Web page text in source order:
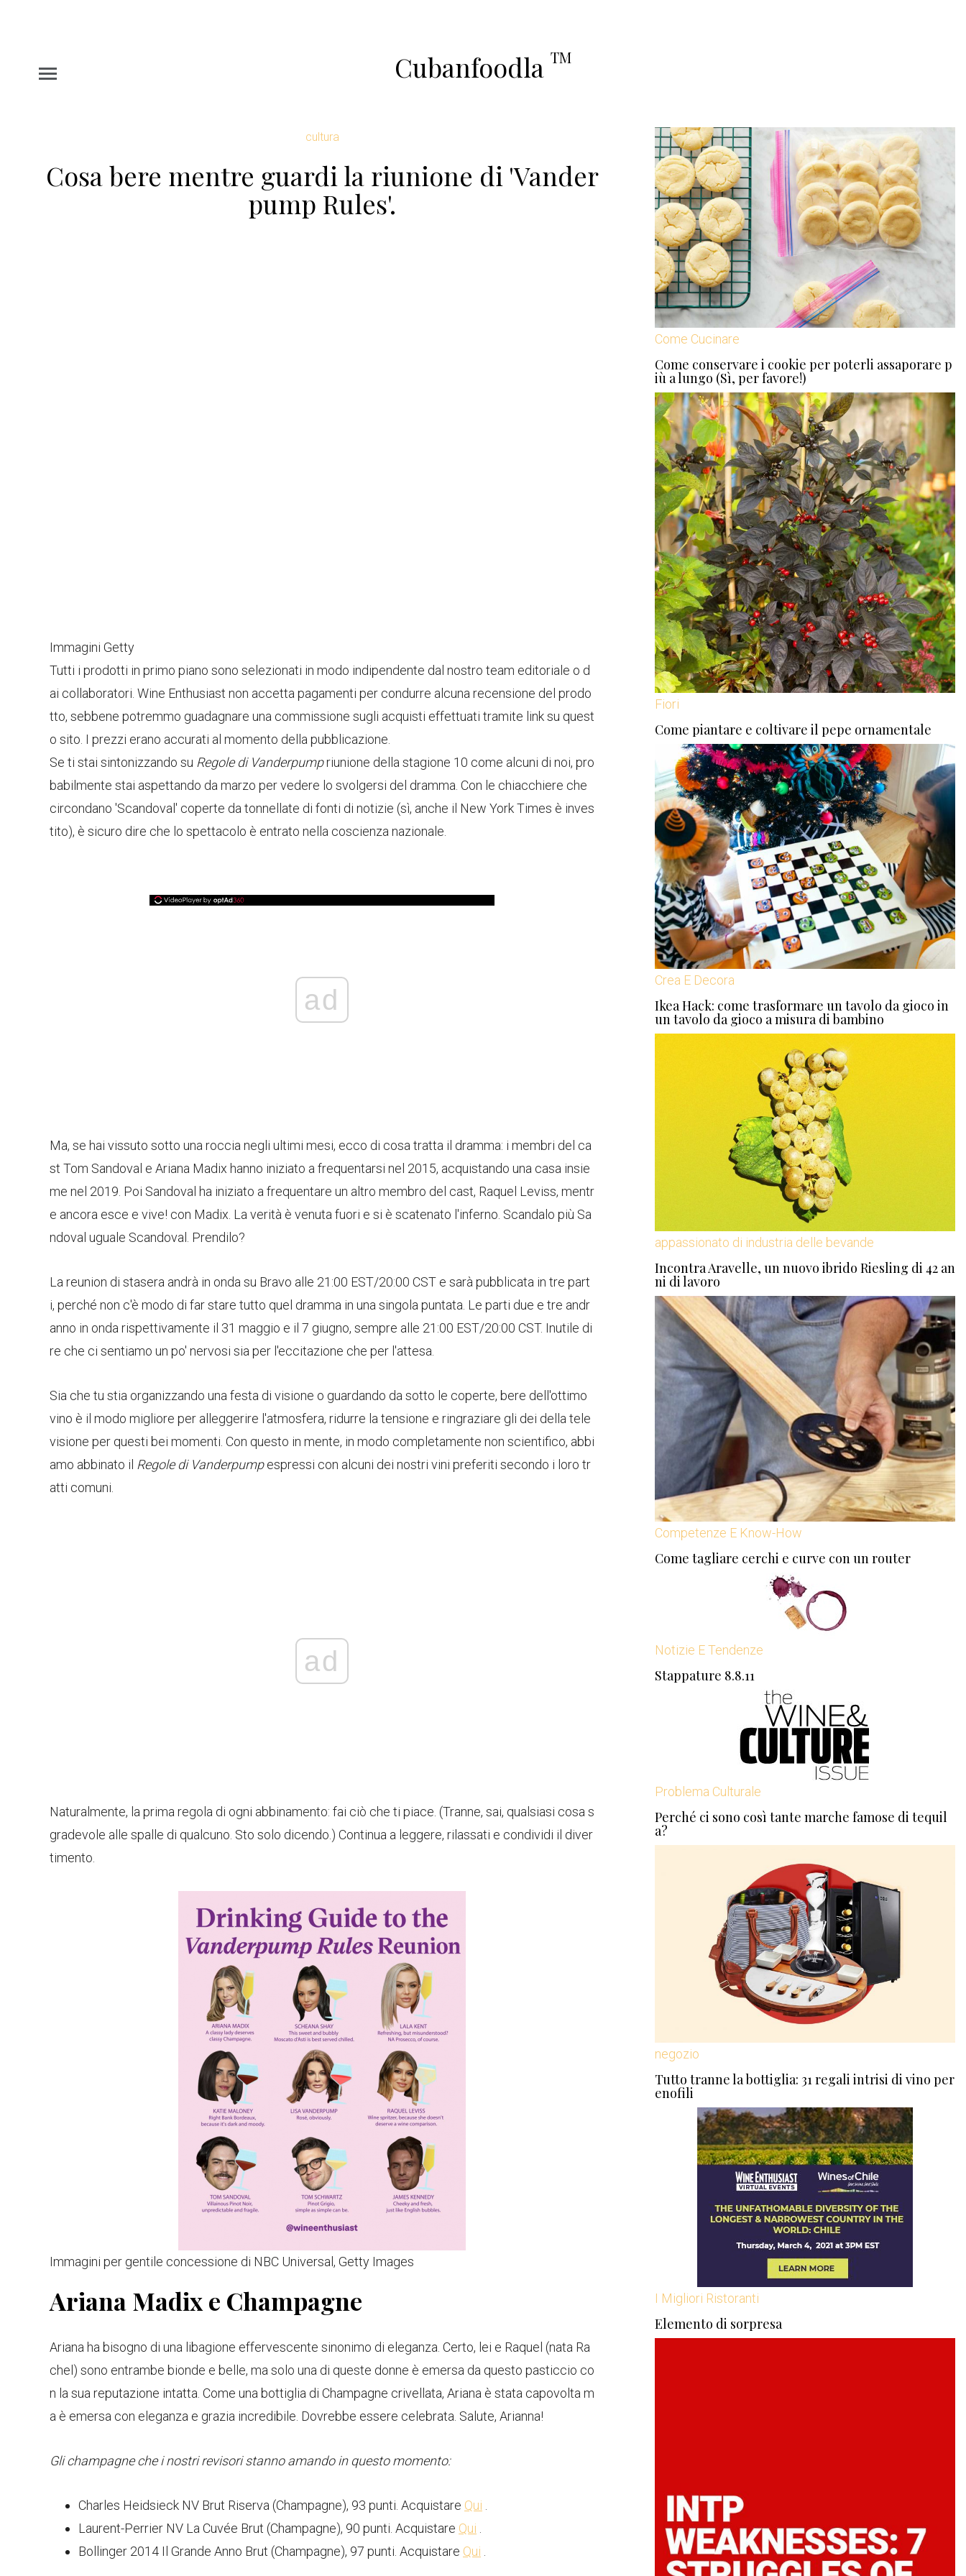
Cubanfoodla TM
cultura
Cosa bere mentre guardi la riunione di 'Vander
pump Rules'.
Immagini Getty
Tutti i prodotti in primo piano sono selezionati in modo indipendente dal nostro team editoriale o d
ai collaboratori. Wine Enthusiast non accetta pagamenti per condurre alcuna recensione del prodo
tto, sebbene potremmo guadagnare una commissione sugli acquisti effettuati tramite link su quest
o sito. I prezzi erano accurati al momento della pubblicazione.
Se ti stai sintonizzando su Regole di Vanderpumpriunione della stagione 10 come alcuni di noi, pro
babilmente stai aspettando da marzo per vedere lo svolgersi del dramma. Con le chiacchiere che
circondano 'Scandoval' coperte da tonnellate di fonti di notizie (sì, anche il New York Times è inves
tito), è sicuro dire che lo spettacolo è entrato nella coscienza nazionale.
ad
Ma, se hai vissuto sotto una roccia negli ultimi mesi, ecco di cosa tratta il dramma: i membri del ca
st Tom Sandoval e Ariana Madix hanno iniziato a frequentarsi nel 2015, acquistando una casa insie
me nel 2019. Poi Sandoval ha iniziato a frequentare un altro membro del cast, Raquel Leviss, mentr
e ancora esce e vive! con Madix. La verità è venuta fuori e si è scatenato l'inferno. Scandalo più Sa
ndoval uguale Scandoval. Prendilo?
La reunion di stasera andrà in onda su Bravo alle 21:00 EST/20:00 CST e sarà pubblicata in tre part
i, perché non c'è modo di far stare tutto quel dramma in una singola puntata. Le parti due e tre andr
anno in onda rispettivamente il 31 maggio e il 7 giugno, sempre alle 21:00 EST/20:00 CST. Inutile di
re che ci sentiamo un po' nervosi sia per l'eccitazione che per l'attesa.
Sia che tu stia organizzando una festa di visione o guardando da sotto le coperte, bere dell'ottimo
vino è il modo migliore per alleggerire l'atmosfera, ridurre la tensione e ringraziare gli dei della tele
visione per questi bei momenti. Con questo in mente, in modo completamente non scientifico, abbi
amo abbinato il Regole di Vanderpumpespressi con alcuni dei nostri vini preferiti secondo i loro tr
atti comuni.
ad
Naturalmente, la prima regola di ogni abbinamento: fai ciò che ti piace. (Tranne, sai, qualsiasi cosa s
gradevole alle spalle di qualcuno. Sto solo dicendo.) Continua a leggere, rilassati e condividi il diver
timento.
Immagini per gentile concessione di NBC Universal, Getty Images
Ariana Madix e Champagne
Ariana ha bisogno di una libagione effervescente sinonimo di eleganza. Certo, lei e Raquel (nata Ra
chel) sono entrambe bionde e belle, ma solo una di queste donne è emersa da questo pasticcio co
n la sua reputazione intatta. Come una bottiglia di Champagne crivellata, Ariana è stata capovolta m
a è emersa con eleganza e grazia incredibile. Dovrebbe essere celebrata. Salute, Arianna!
Gli champagne che i nostri revisori stanno amando in questo momento:
Charles Heidsieck NV Brut Riserva (Champagne), 93 punti. Acquistare Qui
Laurent-Perrier NV La Cuvée Brut (Champagne), 90 punti. Acquistare Qui
Bollinger 2014 Il Grande Anno Brut (Champagne), 97 punti. Acquistare Qui
Come Cucinare
Come conservare i cookie per poterli assaporare p
iù a lungo (Sì, per favore!)
Fiori
Come piantare e coltivare il pepe ornamentale
Crea E Decora
Ikea Hack: come trasformare un tavolo da gioco in
un tavolo da gioco a misura di bambino
appassionato di industria delle bevande
Incontra Aravelle, un nuovo ibrido Riesling di 42 an
ni di lavoro
Competenze E Know-How
Come tagliare cerchi e curve con un router
Notizie E Tendenze
Stappature 8.8.11
Problema Culturale
Perché ci sono così tante marche famose di tequil
a?
negozio
Tutto tranne la bottiglia: 31 regali intrisi di vino per
enofili
I Migliori Ristoranti
Elemento di sorpresa